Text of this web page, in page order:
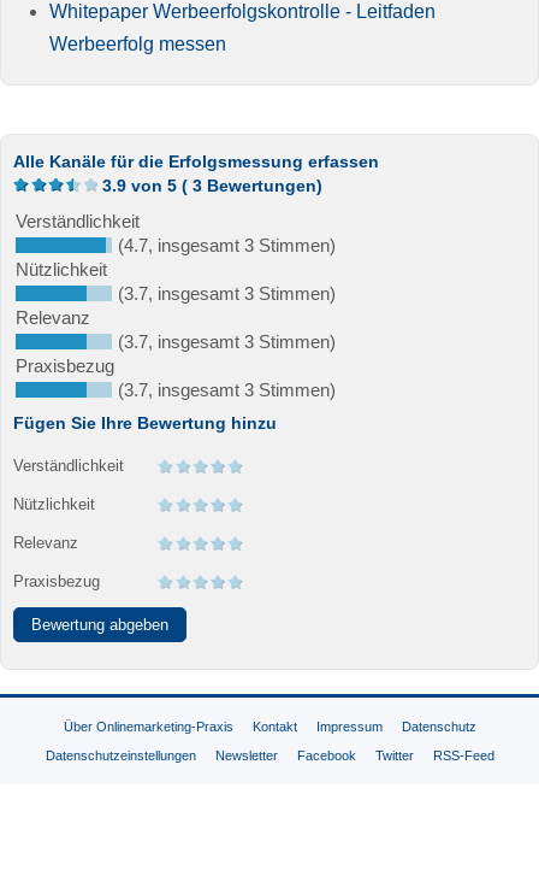
Whitepaper Werbeerfolgskontrolle - Leitfaden
Werbeerfolg messen
Alle Kanäle für die Erfolgsmessung erfassen
3.9 von 5 ( 3 Bewertungen)
Verständlichkeit
(4.7, insgesamt 3 Stimmen)
Nützlichkeit
(3.7, insgesamt 3 Stimmen)
Relevanz
(3.7, insgesamt 3 Stimmen)
Praxisbezug
(3.7, insgesamt 3 Stimmen)
Fügen Sie Ihre Bewertung hinzu
Verständlichkeit
Nützlichkeit
Relevanz
Praxisbezug
Über Onlinemarketing-Praxis Kontakt Impressum
Datenschutz
Datenschutzeinstellungen
Newsletter Facebook Twitter RSS-Feed